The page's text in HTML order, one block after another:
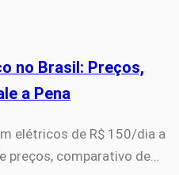
no Brasil: Preços,
a Pena
elétricos de R$ 150/dia a
preços, comparativo de…